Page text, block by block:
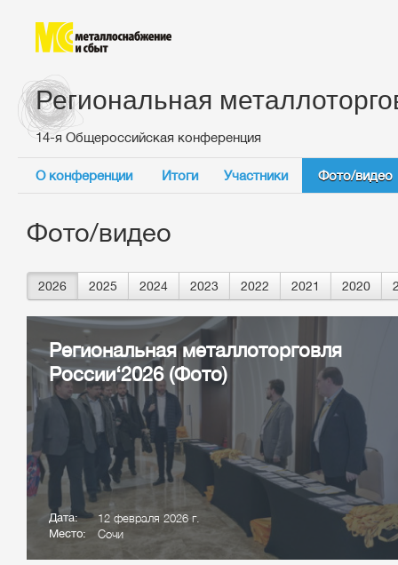
Региональная
14-я Общероссийская конференция
О конференции Итоги Участники Фото/видео
Фото/видео
2026 2025 2024 2023 2022 2021 2020
Региональная металлоторговля
России‘2026 (Фото)
Дата: 12 февраля 2026 г.
Место: Сочи